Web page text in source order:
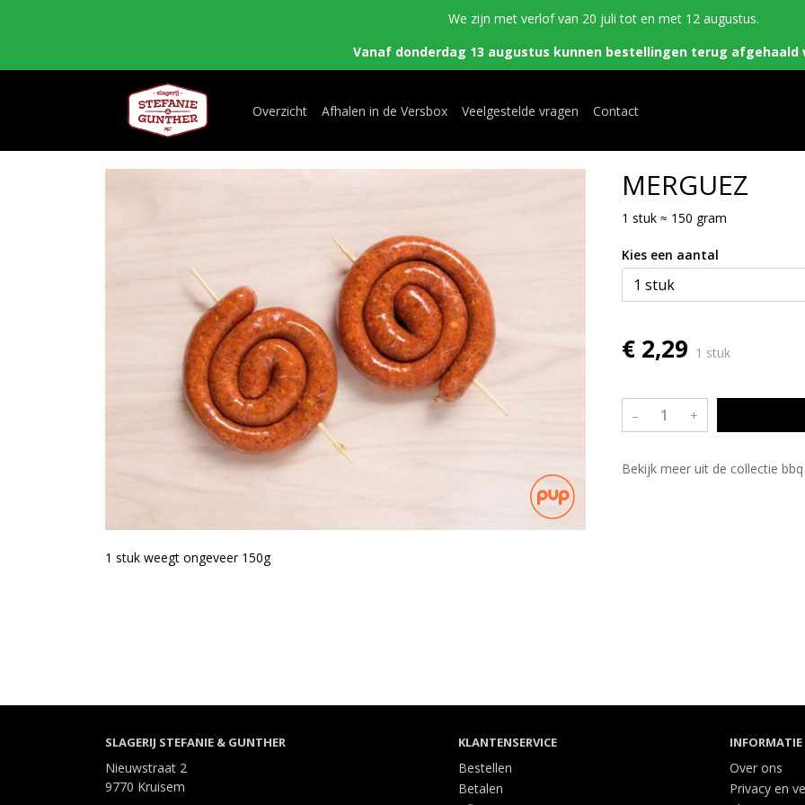
We zijn met verlof van 20 juli tot en met 12 augustus.
Vanaf donderdag 13 augustus kunnen bestellingen terug afgehaald
Overzicht Afhalen in de Versbox Veelgestelde vragen Contact
1 stuk weegt ongeveer 150g
MERGUEZ
1 stuk ≈ 150 gram
Kies een aantal
€ 2,29 1 stuk
– +
Bekijk meer uit de collectie bbq
SLAGERIJ STEFANIE & GUNTHER
Nieuwstraat 2
9770 Kruisem
KLANTENSERVICE
Bestellen
Betalen
INFORMATIE
Over ons
Privacy en